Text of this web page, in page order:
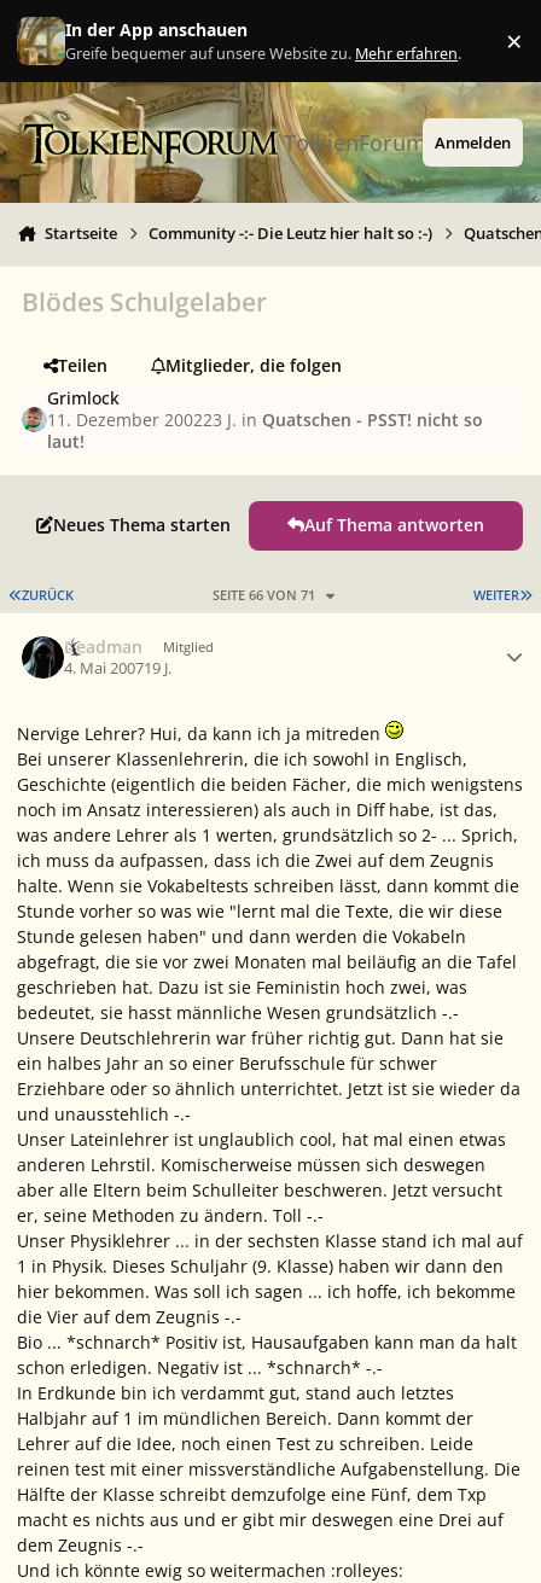
Zu Inhalt springen
In der App anschauen
Greife bequemer auf unsere Website zu. Mehr erfahren. ×
TolkienForum Anmelden
Startseite Community -:- Die Leutz hier halt so :-)
Blödes Schulgelaber
Teilen
Mitglieder, die folgen
Grimlock
11. Dezember 200223 J. in Quatschen - PSST! nicht so
laut!
Neues Thema starten Auf Thema antworten
ERSTE SEITE
ZURÜCK WEITER
SEITE 66 VON 71
Deadman Mitglied
4. Mai 200719 J.
Nervige Lehrer? Hui, da kann ich ja mitreden
Bei unserer Klassenlehrerin, die ich sowohl in Englisch,
Geschichte (eigentlich die beiden Fächer, die mich wenigstens
noch im Ansatz interessieren) als auch in Diff habe, ist das,
was andere Lehrer als 1 werten, grundsätzlich so 2- ... Sprich,
ich muss da aufpassen, dass ich die Zwei auf dem Zeugnis
halte. Wenn sie Vokabeltests schreiben lässt, dann kommt die
Stunde vorher so was wie "lernt mal die Texte, die wir diese
Stunde gelesen haben" und dann werden die Vokabeln
abgefragt, die sie vor zwei Monaten mal beiläufig an die Tafel
geschrieben hat. Dazu ist sie Feministin hoch zwei, was
bedeutet, sie hasst männliche Wesen grundsätzlich -.-
Unsere Deutschlehrerin war früher richtig gut. Dann hat sie
ein halbes Jahr an so einer Berufsschule für schwer
Erziehbare oder so ähnlich unterrichtet. Jetzt ist sie wieder da
und unausstehlich -.-
Unser Lateinlehrer ist unglaublich cool, hat mal einen etwas
anderen Lehrstil. Komischerweise müssen sich deswegen
aber alle Eltern beim Schulleiter beschweren. Jetzt versucht
er, seine Methoden zu ändern. Toll -.-
Unser Physiklehrer ... in der sechsten Klasse stand ich mal auf
1 in Physik. Dieses Schuljahr (9. Klasse) haben wir dann den
hier bekommen. Was soll ich sagen ... ich hoffe, ich bekomme
die Vier auf dem Zeugnis -.-
Bio ... *schnarch* Positiv ist, Hausaufgaben kann man da halt
schon erledigen. Negativ ist ... *schnarch* -.-
In Erdkunde bin ich verdammt gut, stand auch letztes
Halbjahr auf 1 im mündlichen Bereich. Dann kommt der
Lehrer auf die Idee, noch einen Test zu schreiben. Leide
reinen test mit einer missverständliche Aufgabenstellung. Die
Hälfte der Klasse schreibt demzufolge eine Fünf, dem Txp
macht es nichts aus und er gibt mir deswegen eine Drei auf
dem Zeugnis -.-
Und ich könnte ewig so weitermachen :rolleyes: